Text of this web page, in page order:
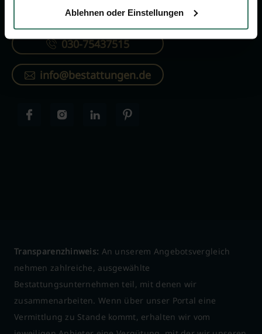
Ablehnen oder Einstellungen
KONTAKTIEREN SIE UNS
030-75437515
info@bestattungen.de
Transparenzhinweis: An unserem Angebotsvergleich
nehmen zahlreiche, ausgewählte
Bestattungsunternehmen teil, mit denen wir
zusammenarbeiten. Wenn über unser Portal eine
Vermittlung zu Stande kommt, erhalten wir vom